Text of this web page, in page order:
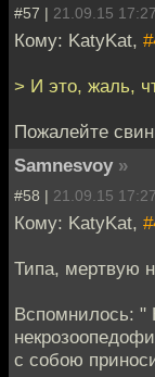
#57 | 21.09.15 17:27
Кому: KatyKat,
> И это, жаль,
Пожалейте
Samnesvoy »
#58 | 21.09.15 17:27
Кому: KatyKat,
Типа, мертвую
Вспомнилось: "
с собою